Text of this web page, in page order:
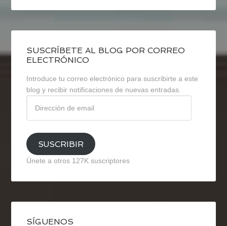
SUSCRÍBETE AL BLOG POR CORREO
ELECTRÓNICO
Introduce tu correo electrónico para suscribirte a este
blog y recibir notificaciones de nuevas entradas.
email
SUSCRIBIR
Únete a otros 127K suscriptores
SÍGUENOS